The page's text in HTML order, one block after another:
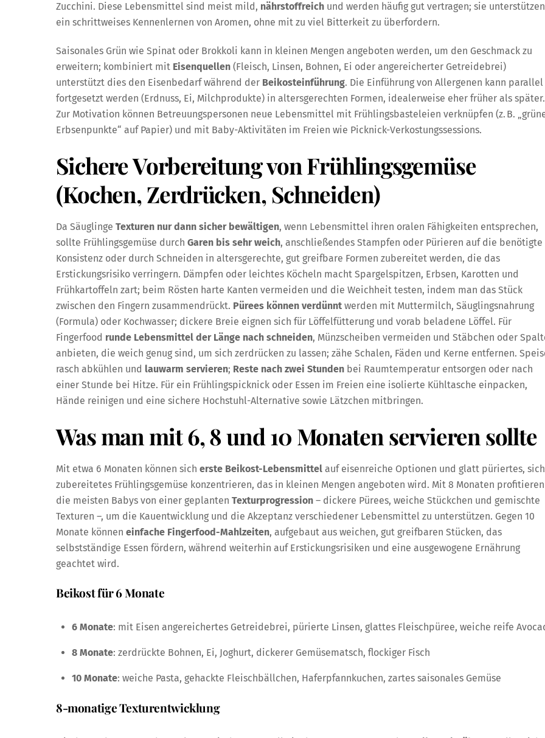
Zucchini. Diese Lebensmittel sind meist mild, nährstoffreich und werden häufig gut vertragen; sie unterstützen
ein schrittweises Kennenlernen von Aromen, ohne mit zu viel Bitterkeit zu überfordern.
Saisonales Grün wie Spinat oder Brokkoli kann in kleinen Mengen angeboten werden, um den Geschmack zu
erweitern; kombiniert mit Eisenquellen (Fleisch, Linsen, Bohnen, Ei oder angereicherter Getreidebrei)
unterstützt dies den Eisenbedarf während der Beikosteinführung. Die Einführung von Allergenen kann parallel
fortgesetzt werden (Erdnuss, Ei, Milchprodukte) in altersgerechten Formen, idealerweise eher früher als später.
Zur Motivation können Betreuungspersonen neue Lebensmittel mit Frühlingsbasteleien verknüpfen (z. B.
Erbsenpunkte“ auf Papier) und mit Baby-Aktivitäten im Freien wie Picknick-Verkostungssessions.
Sichere Vorbereitung von Frühlingsgemüse
(Kochen, Zerdrücken, Schneiden)
Da Säuglinge Texturen nur dann sicher bewältigen, wenn Lebensmittel ihren oralen Fähigkeiten entsprechen,
sollte Frühlingsgemüse durch Garen bis sehr weich, anschließendes Stampfen oder Pürieren auf die benötigte
Konsistenz oder durch Schneiden in altersgerechte, gut greifbare Formen zubereitet werden, die das
Erstickungsrisiko verringern. Dämpfen oder leichtes Köcheln macht Spargelspitzen, Erbsen, Karotten und
Frühkartoffeln zart; beim Rösten harte Kanten vermeiden und die Weichheit testen, indem man das Stück
zwischen den Fingern zusammendrückt. Pürees können verdünnt werden mit Muttermilch, Säuglingsnahrung
(Formula) oder Kochwasser; dickere Breie eignen sich für Löffelfütterung und vorab beladene Löffel. Für
Fingerfood runde Lebensmittel der Länge nach schneiden, Münzscheiben vermeiden und Stäbchen oder
anbieten, die weich genug sind, um sich zerdrücken zu lassen; zähe Schalen, Fäden und Kerne entfernen.
rasch abkühlen und lauwarm servieren; Reste nach zwei Stunden bei Raumtemperatur entsorgen oder nach
einer Stunde bei Hitze. Für ein Frühlingspicknick oder Essen im Freien eine isolierte Kühltasche einpacken,
Hände reinigen und eine sichere Hochstuhl-Alternative sowie Lätzchen mitbringen.
Was man mit 6, 8 und 10 Monaten servieren sollte
Mit etwa 6 Monaten können sich erste Beikost-Lebensmittel auf eisenreiche Optionen und glatt püriertes,
zubereitetes Frühlingsgemüse konzentrieren, das in kleinen Mengen angeboten wird. Mit 8 Monaten profitieren
die meisten Babys von einer geplanten Texturprogression – dickere Pürees, weiche Stückchen und gemischte
Texturen –, um die Kauentwicklung und die Akzeptanz verschiedener Lebensmittel zu unterstützen. Gegen 10
Monate können einfache Fingerfood-Mahlzeiten, aufgebaut aus weichen, gut greifbaren Stücken, das
selbstständige Essen fördern, während weiterhin auf Erstickungsrisiken und eine ausgewogene Ernährung
geachtet wird.
Beikost für 6 Monate
6 Monate: mit Eisen angereichertes Getreidebrei, pürierte Linsen, glattes Fleischpüree, weiche reife
8 Monate: zerdrückte Bohnen, Ei, Joghurt, dickerer Gemüsematsch, flockiger Fisch
10 Monate: weiche Pasta, gehackte Fleischbällchen, Haferpfannkuchen, zartes saisonales Gemüse
8-monatige Texturentwicklung